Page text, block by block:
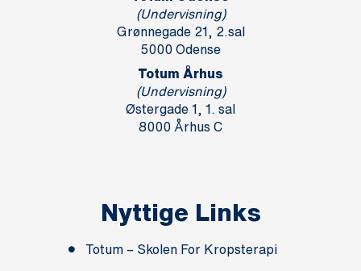
(Undervisning)
Grønnegade 21, 2.sal
5000 Odense
Totum Århus
(Undervisning)
Østergade 1, 1. sal
8000 Århus C
Nyttige Links
Totum – Skolen For Kropsterapi